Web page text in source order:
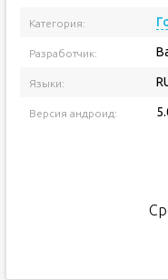
Категория:
Разработчик:
Языки:
Версия андроид: